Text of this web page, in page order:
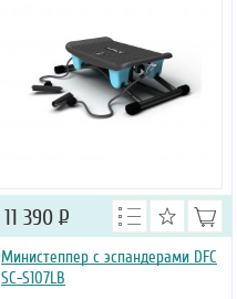
Министеппер с эспандерами DFC
SC-S107LB
11 390 Р